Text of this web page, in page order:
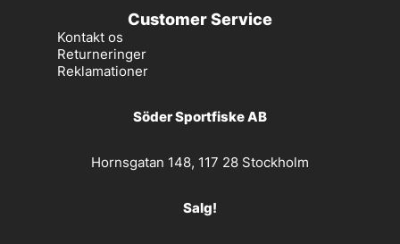
Customer Service
Kontakt os
Returneringer
Reklamationer
Söder Sportfiske AB
Hornsgatan 148, 117 28 Stockholm
Salg!